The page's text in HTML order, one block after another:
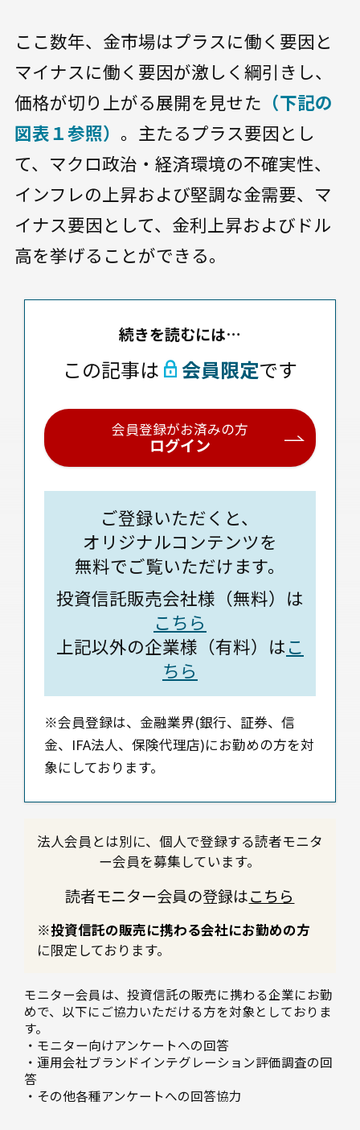
ここ数年、金市場はプラスに働く要因と
マイナスに働く要因が激しく綱引きし、
価格が切り上がる展開を見せた （下記の
図表１参照） 。主たるプラス要因とし
て、マクロ政治・経済環境の不確実性、
インフレの上昇および堅調な金需要、マ
イナス要因として、金利上昇およびドル
高を挙げることができる。
続きを読むには…
この記事は 会員限定です
会員登録がお済みの方
ログイン
ご登録いただくと、
オリジナルコンテンツを
無料でご覧いただけます。
投資信託販売会社様（無料）は
こちら
上記以外の企業様（有料）はこ
ちら
※会員登録は、金融業界(銀行、証券、信
金、IFA法人、保険代理店)にお勤めの方を対
象にしております。
法人会員とは別に、個人で登録する読者モニタ
ー会員を募集しています。
読者モニター会員の登録はこちら
※投資信託の販売に携わる会社にお勤めの方
に限定しております。
モニター会員は、投資信託の販売に携わる企業にお勤
めで、以下にご協力いただける方を対象としておりま
す。
・モニター向けアンケートへの回答
・運用会社ブランドインテグレーション評価調査の回
答
・その他各種アンケートへの回答協力